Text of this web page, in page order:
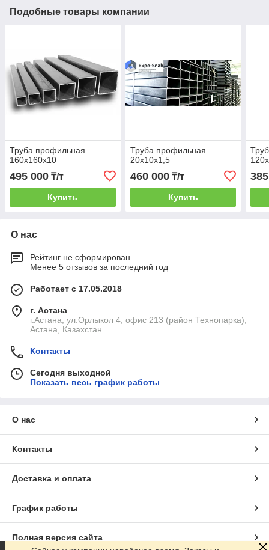
Подобные товары компании
Труба профильная
160х160х10
495 000 ₸/т
Купить
Труба профильная
20х10х1,5
460 000₸/т
Купить
О нас
Рейтинг не сформирован
Менее 5 отзывов за последний год
Работает с 17.05.2018
г. Астана
г.Астана, ул.Орлыкол 4, офис 213 (район Технопарка),
Астана, Казахстан
Контакты
Сегодня выходной
Показать весь график работы
О нас
Контакты
Доставка и оплата
График работы
Полная версия сайта